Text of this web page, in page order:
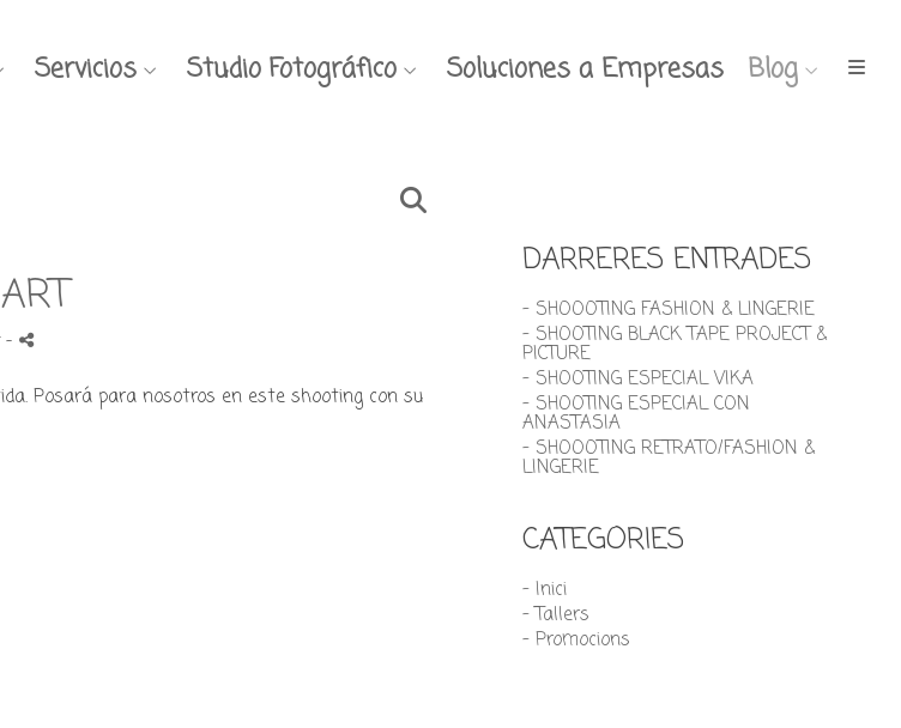
Servicios Studio Fotográfico Soluciones a Empresas Blog
-
Posará para nosotros en este shooting con su
DARRERES ENTRADES
- SHOOOTING FASHION & LINGERIE
- SHOOTING BLACK TAPE PROJECT &
PICTURE
- SHOOTING ESPECIAL VIKA
- SHOOTING ESPECIAL CON
ANASTASIA
- SHOOOTING RETRATO/FASHION &
LINGERIE
CATEGORIES
- Inici
- Tallers
- Promocions